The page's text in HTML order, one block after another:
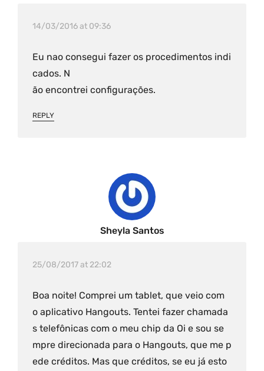
14/03/2016 at 09:36
Eu nao consegui fazer os procedimentos indi
cados. N
ão encontrei configurações.
REPLY
Sheyla Santos
25/08/2017 at 22:02
Boa noite! Comprei um tablet, que veio com
o aplicativo Hangouts. Tentei fazer chamada
s telefônicas com o meu chip da Oi e sou se
mpre direcionada para o Hangouts, que me p
ede créditos. Mas que créditos, se eu já esto